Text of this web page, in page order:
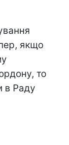
якщо
то
в Раду